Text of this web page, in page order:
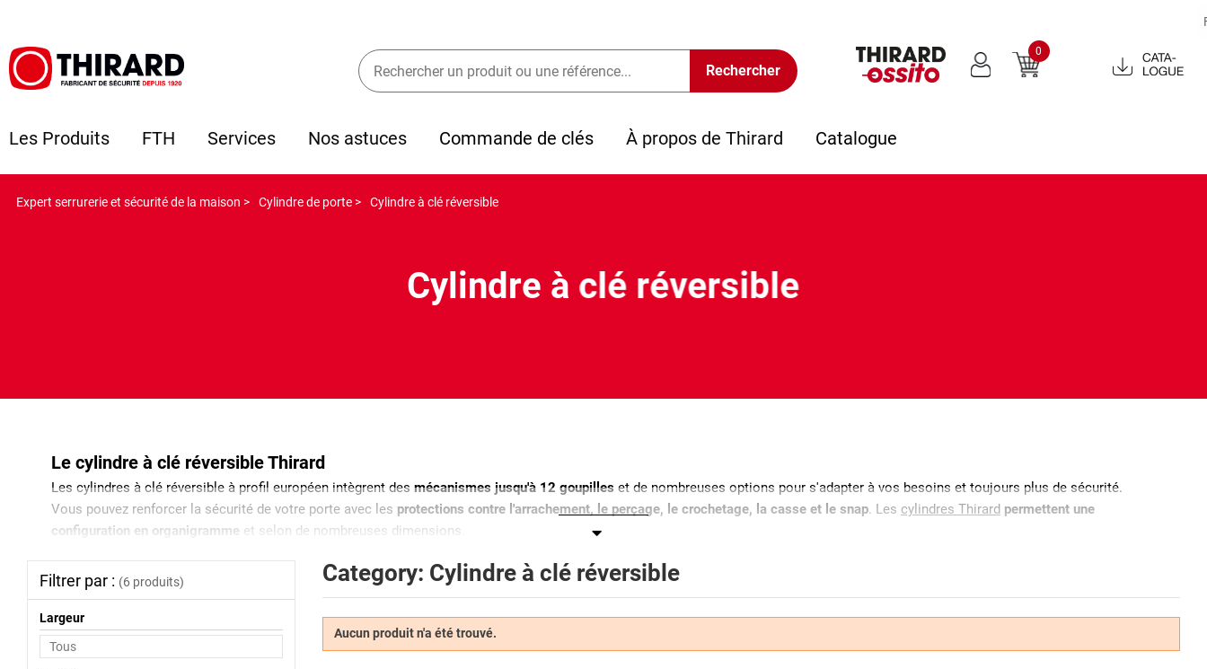
0
Catalogue
2022
Les Produits FTH Services Nos astuces Commande de clés À propos de Thirard Catalogue
Expert serrurerie et sécurité de la maison > Cylindre de porte > Cylindre à clé réversible
Cylindre à clé réversible
Le cylindre à clé réversible Thirard
Les cylindres à clé réversible à profil européen intègrent des mécanismes jusqu'à 12 goupilles et de nombreuses options pour s'adapter à vos besoins et toujours plus de sécurité.
Vous pouvez renforcer la sécurité de votre porte avec les protections contre l'arrachement, le perçage, le crochetage, la casse et le snap. Les cylindres Thirard permettent une
configuration en organigramme et selon de nombreuses dimensions.
Pourquoi choisir un cylindre à clé réversible ?
Contrairement aux modèles classiques, le cylindre à clé réversiblepermet l’ouverture et la fermeture d’une porte peu importe le sens dans lequel la clé est introduite
cylindres de serrures offre un excellent confort d’utilisation surtout en zone peu éclairée.
Découvrez également notre service de double de clé Thirard.
Category: Cylindre à clé réversible
Aucun produit n'a été trouvé.
Filtrer par : (6 produits)
Largeur